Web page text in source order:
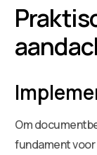
Om
fundament